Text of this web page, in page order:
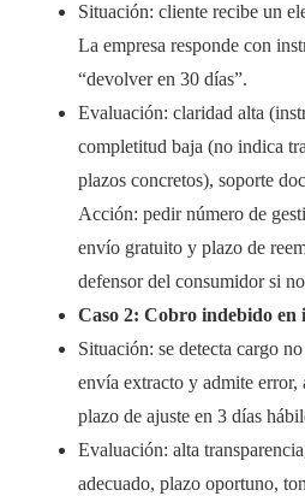
Situación: cliente recibe un
La empresa responde con
“devolver en 30 días”.
Evaluación: claridad alta
completitud baja (no indica
plazos concretos), soporte
Acción: pedir número de
envío gratuito y plazo de
defensor del consumidor si
Caso 2: Cobro indebido
Situación: se detecta cargo
envía extracto y admite
plazo de ajuste en 3 días
Evaluación: alta
adecuado, plazo oportuno,